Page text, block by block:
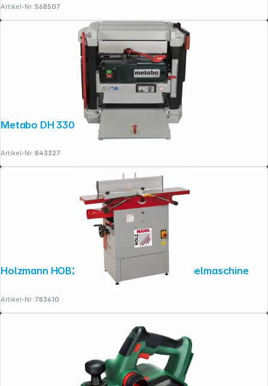
Artikel-Nr.:568507
Metabo DH 330 Dickenhobel
Artikel-Nr.:843327
Holzmann HOB260NL Abricht-Dickenhobelmaschine
Artikel-Nr.:783610